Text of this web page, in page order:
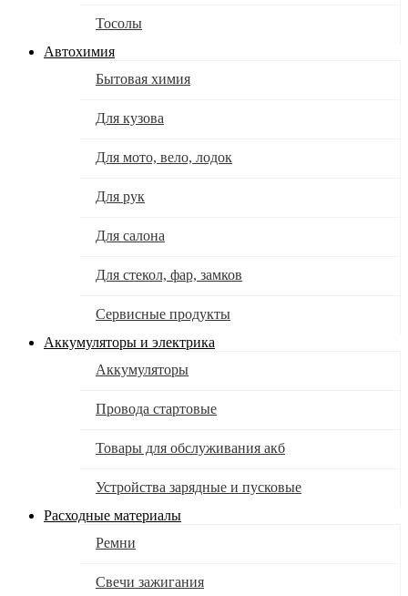
Тосолы
Автохимия
Бытовая химия
Для кузова
Для мото, вело, лодок
Для рук
Для салона
Для стекол, фар, замков
Сервисные продукты
Аккумуляторы и электрика
Аккумуляторы
Провода стартовые
Товары для обслуживания акб
Устройства зарядные и пусковые
Расходные материалы
Ремни
Свечи зажигания